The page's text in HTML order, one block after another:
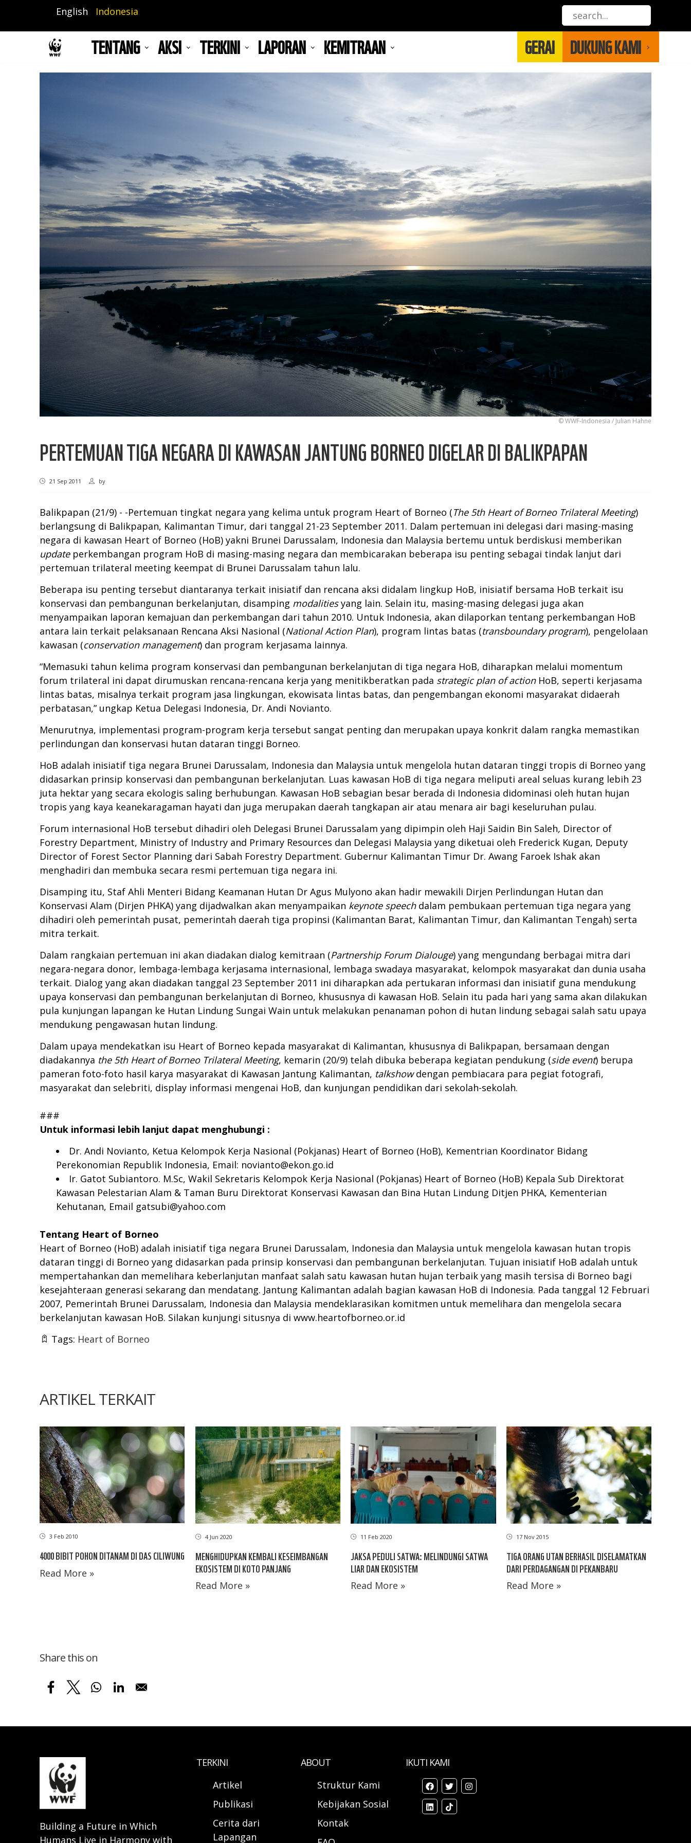
isi
English Indonesia
TENTANG AKSI TERKINI LAPORAN KEMITRAAN GERAI DUKUNG KAMI
© WWF-Indonesia / Julian Hahne
PERTEMUAN TIGA NEGARA DI KAWASAN JANTUNG BORNEO DIGELAR DI BALIKPAPAN
21 Sep 2011 by
Balikpapan (21/9) - -Pertemuan tingkat negara yang kelima untuk program Heart of Borneo (The 5th Heart of Borneo Trilateral Meeting)
berlangsung di Balikpapan, Kalimantan Timur, dari tanggal 21-23 September 2011. Dalam pertemuan ini delegasi dari masing-masing
negara di kawasan Heart of Borneo (HoB) yakni Brunei Darussalam, Indonesia dan Malaysia bertemu untuk berdiskusi memberikan
updateperkembangan program HoB di masing-masing negara dan membicarakan beberapa isu penting sebagai tindak lanjut dari
pertemuan trilateral meeting keempat di Brunei Darussalam tahun lalu.
Beberapa isu penting tersebut diantaranya terkait inisiatif dan rencana aksi didalam lingkup HoB, inisiatif bersama HoB terkait isu
konservasi dan pembangunan berkelanjutan, disamping modalitiesyang lain. Selain itu, masing-masing delegasi juga akan
menyampaikan laporan kemajuan dan perkembangan dari tahun 2010. Untuk Indonesia, akan dilaporkan tentang perkembangan HoB
antara lain terkait pelaksanaan Rencana Aksi Nasional (National Action Plan), program lintas batas (transboundary program), pengelolaan
kawasan (conservation management) dan program kerjasama lainnya.
“Memasuki tahun kelima program konservasi dan pembangunan berkelanjutan di tiga negara HoB, diharapkan melalui momentum
forum trilateral ini dapat dirumuskan rencana-rencana kerja yang menitikberatkan pada strategic plan of actionHoB, seperti kerjasama
lintas batas, misalnya terkait program jasa lingkungan, ekowisata lintas batas, dan pengembangan ekonomi masyarakat didaerah
perbatasan,” ungkap Ketua Delegasi Indonesia, Dr. Andi Novianto.
Menurutnya, implementasi program-program kerja tersebut sangat penting dan merupakan upaya konkrit dalam rangka memastikan
perlindungan dan konservasi hutan dataran tinggi Borneo.
HoB adalah inisiatif tiga negara Brunei Darussalam, Indonesia dan Malaysia untuk mengelola hutan dataran tinggi tropis di Borneo yang
didasarkan prinsip konservasi dan pembangunan berkelanjutan. Luas kawasan HoB di tiga negara meliputi areal seluas kurang lebih 23
juta hektar yang secara ekologis saling berhubungan. Kawasan HoB sebagian besar berada di Indonesia didominasi oleh hutan hujan
tropis yang kaya keanekaragaman hayati dan juga merupakan daerah tangkapan air atau menara air bagi keseluruhan pulau.
Forum internasional HoB tersebut dihadiri oleh Delegasi Brunei Darussalam yang dipimpin oleh Haji Saidin Bin Saleh, Director of
Forestry Department, Ministry of Industry and Primary Resources dan Delegasi Malaysia yang diketuai oleh Frederick Kugan, Deputy
Director of Forest Sector Planning dari Sabah Forestry Department. Gubernur Kalimantan Timur Dr. Awang Faroek Ishak akan
menghadiri dan membuka secara resmi pertemuan tiga negara ini.
Disamping itu, Staf Ahli Menteri Bidang Keamanan Hutan Dr Agus Mulyono akan hadir mewakili Dirjen Perlindungan Hutan dan
Konservasi Alam (Dirjen PHKA) yang dijadwalkan akan menyampaikan keynote speechdalam pembukaan pertemuan tiga negara yang
dihadiri oleh pemerintah pusat, pemerintah daerah tiga propinsi (Kalimantan Barat, Kalimantan Timur, dan Kalimantan Tengah) serta
mitra terkait.
Dalam rangkaian pertemuan ini akan diadakan dialog kemitraan (Partnership Forum Dialouge) yang mengundang berbagai mitra dari
negara-negara donor, lembaga-lembaga kerjasama internasional, lembaga swadaya masyarakat, kelompok masyarakat dan dunia usaha
terkait. Dialog yang akan diadakan tanggal 23 September 2011 ini diharapkan ada pertukaran informasi dan inisiatif guna mendukung
upaya konservasi dan pembangunan berkelanjutan di Borneo, khususnya di kawasan HoB. Selain itu pada hari yang sama akan dilakukan
pula kunjungan lapangan ke Hutan Lindung Sungai Wain untuk melakukan penanaman pohon di hutan lindung sebagai salah satu upaya
mendukung pengawasan hutan lindung.
Dalam upaya mendekatkan isu Heart of Borneo kepada masyarakat di Kalimantan, khususnya di Balikpapan, bersamaan dengan
diadakannya the 5th Heart of Borneo Trilateral Meeting, kemarin (20/9) telah dibuka beberapa kegiatan pendukung (side event) berupa
pameran foto-foto hasil karya masyarakat di Kawasan Jantung Kalimantan, talkshowdengan pembiacara para pegiat fotografi,
masyarakat dan selebriti, display informasi mengenai HoB, dan kunjungan pendidikan dari sekolah-sekolah.
###
Untuk informasi lebih lanjut dapat menghubungi :
Dr. Andi Novianto, Ketua Kelompok Kerja Nasional (Pokjanas) Heart of Borneo (HoB), Kementrian Koordinator Bidang
Perekonomian Republik Indonesia, Email: novianto@ekon.go.id
Ir. Gatot Subiantoro. M.Sc, Wakil Sekretaris Kelompok Kerja Nasional (Pokjanas) Heart of Borneo (HoB) Kepala Sub Direktorat
Kawasan Pelestarian Alam & Taman Buru Direktorat Konservasi Kawasan dan Bina Hutan Lindung Ditjen PHKA, Kementerian
Kehutanan, Email gatsubi@yahoo.com
Tentang Heart of Borneo
Heart of Borneo (HoB) adalah inisiatif tiga negara Brunei Darussalam, Indonesia dan Malaysia untuk mengelola kawasan hutan tropis
dataran tinggi di Borneo yang didasarkan pada prinsip konservasi dan pembangunan berkelanjutan. Tujuan inisiatif HoB adalah untuk
mempertahankan dan memelihara keberlanjutan manfaat salah satu kawasan hutan hujan terbaik yang masih tersisa di Borneo bagi
kesejahteraan generasi sekarang dan mendatang. Jantung Kalimantan adalah bagian kawasan HoB di Indonesia. Pada tanggal 12 Februari
2007, Pemerintah Brunei Darussalam, Indonesia dan Malaysia mendeklarasikan komitmen untuk memelihara dan mengelola secara
berkelanjutan kawasan HoB. Silakan kunjungi situsnya di www.heartofborneo.or.id
Tags: Heart of Borneo
ARTIKEL TERKAIT
3 Feb 2010
4000 BIBIT POHON DITANAM DI DAS CILIWUNG
Read More »
4 Jun 2020
MENGHIDUPKAN KEMBALI KESEIMBANGAN
EKOSISTEM DI KOTO PANJANG
Read More »
11 Feb 2020
JAKSA PEDULI SATWA: MELINDUNGI SATWA
LIAR DAN EKOSISTEM
Read More »
17 Nov 2015
TIGA ORANG UTAN BERHASIL DISELAMATKAN
DARI PERDAGANGAN DI PEKANBARU
Read More »
Share this on
Building a Future in Which
Humans Live in Harmony with
TERKINI
Artikel
Publikasi
Cerita dari
Lapangan
ABOUT
Struktur Kami
Kebijakan Sosial
Kontak
IKUTI KAMI